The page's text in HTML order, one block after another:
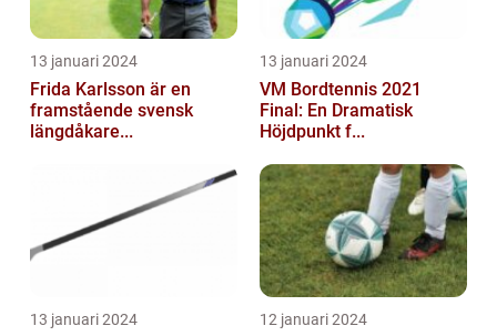
13 januari 2024
Frida Karlsson är en
framstående svensk
längdåkare...
13 januari 2024
VM Bordtennis 2021
Final: En Dramatisk
Höjdpunkt f...
13 januari 2024 12 januari 2024